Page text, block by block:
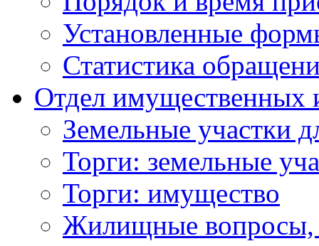
Установленные
Статистика
Отдел имущественных
Земельные участки
Торги: земельные
Торги: имущество
Жилищные вопросы,